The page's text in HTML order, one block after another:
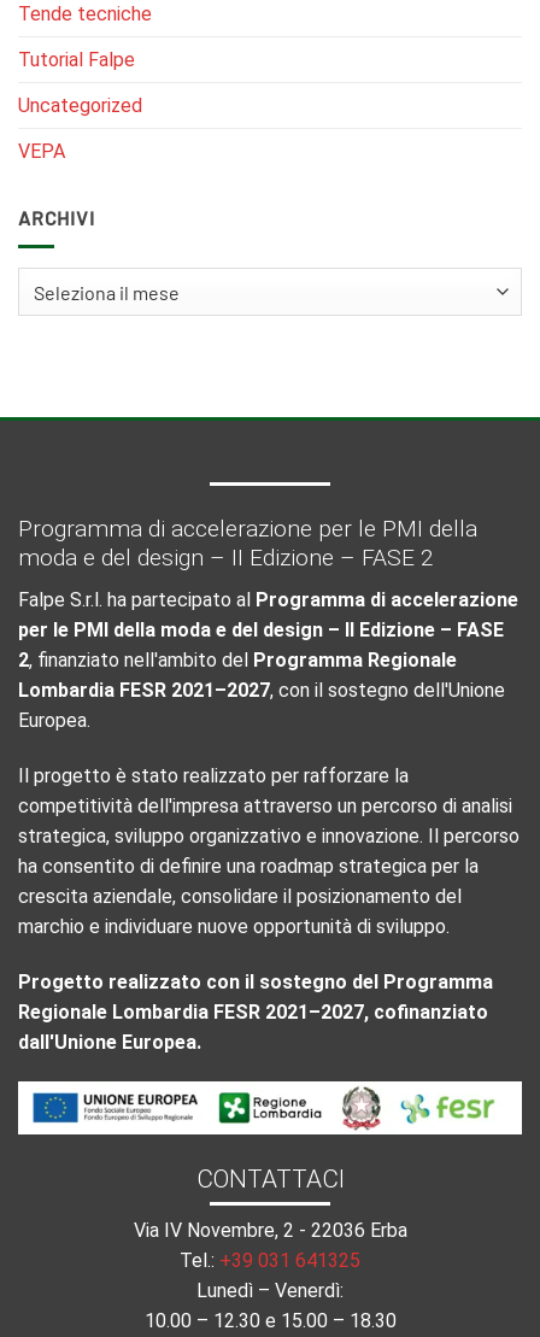
Tende tecniche
Tutorial Falpe
Uncategorized
VEPA
ARCHIVI
Programma di accelerazione per le PMI della
moda e del design – II Edizione – FASE 2
Falpe S.r.l. ha partecipato al Programma di accelerazione
per le PMI della moda e del design – II Edizione – FASE
2, finanziato nell'ambito del Programma Regionale
Lombardia FESR 2021–2027, con il sostegno dell'Unione
Europea.
Il progetto è stato realizzato per rafforzare la
competitività dell'impresa attraverso un percorso di analisi
strategica, sviluppo organizzativo e innovazione. Il percorso
ha consentito di definire una roadmap strategica per la
crescita aziendale, consolidare il posizionamento del
marchio e individuare nuove opportunità di sviluppo.
Progetto realizzato con il sostegno del Programma
Regionale Lombardia FESR 2021–2027, cofinanziato
dall'Unione Europea.
CONTATTACI
Via IV Novembre, 2 - 22036 Erba
Tel.: +39 031 641325
Lunedì – Venerdì:
10.00 – 12.30 e 15.00 – 18.30